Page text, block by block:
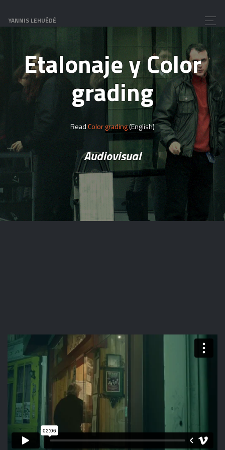
YANNIS LEHUÉDÉ
Etalonaje y Color
grading
ReadColor grading(English)
Audiovisual